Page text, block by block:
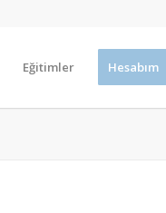
Eğitimler Hesabım